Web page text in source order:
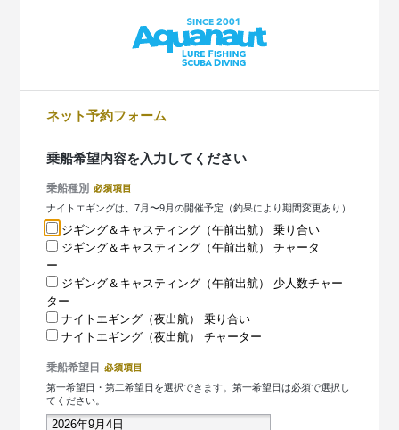
ネット予約フォーム
乗船希望内容を入力してください
乗船種別
ナイトエギングは、7月〜9月の開催予定（釣果により期間変更あり）
ジギング＆キャスティング（午前出航） 乗り合い
ジギング＆キャスティング（午前出航） チャータ
ー
ジギング＆キャスティング（午前出航） 少人数チャー
ター
ナイトエギング（夜出航） 乗り合い
ナイトエギング（夜出航） チャーター
乗船希望日
第一希望日・第二希望日を選択できます。第一希望日は必須で選択し
てください。